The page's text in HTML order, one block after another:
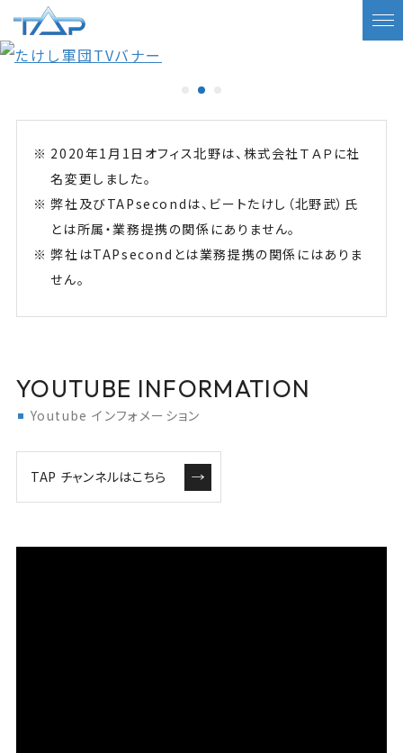
2020年1月1日オフィス北野は、株式会社ＴＡＰに社
名変更しました。
弊社及びTAPsecondは、ビートたけし（北野武）氏
とは所属・業務提携の関係にありません。
弊社はTAPsecondとは業務提携の関係にはありま
せん。
YOUTUBE INFORMATION
Youtube インフォメーション
TAP チャンネルはこちら